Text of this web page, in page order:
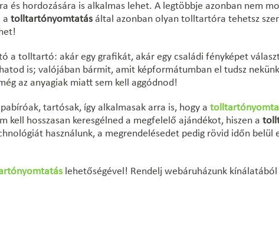
és hordozására is alkalmas lehet. A legtöbbje azonban nem
a tolltartónyomtatás által azonban olyan tolltartóra tehetsz
a tolltartó: akár egy grafikát, akár egy családi fényképet
is; valójában bármit, amit képformátumban el tudsz
az anyagiak miatt sem kell aggódnod!
tartósak, így alkalmasak arra is, hogy a
kell hosszasan keresgélned a megfelelő ajándékot, hiszen a
használunk, a megrendelésedet pedig rövid időn belül
lehetőségével! Rendelj webáruházunk